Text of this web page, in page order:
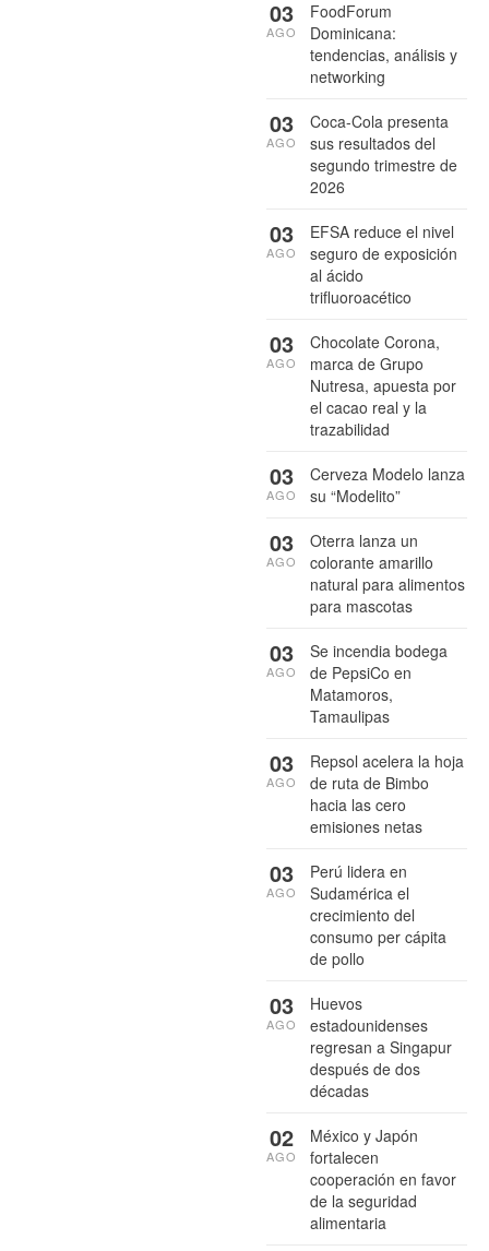
FoodForum
Dominicana:
tendencias, análisis y
networking
03
AGO
Coca-Cola presenta
sus resultados del
segundo trimestre de
2026
03
AGO
EFSA reduce el nivel
seguro de exposición
al ácido
trifluoroacético
03
AGO
Chocolate Corona,
marca de Grupo
Nutresa, apuesta por
el cacao real y la
trazabilidad
03
AGO
Cerveza Modelo lanza
su “Modelito”
03
AGO
Oterra lanza un
colorante amarillo
natural para alimentos
para mascotas
03
AGO
Se incendia bodega
de PepsiCo en
Matamoros,
Tamaulipas
03
AGO
Repsol acelera la hoja
de ruta de Bimbo
hacia las cero
emisiones netas
03
AGO
Perú lidera en
Sudamérica el
crecimiento del
consumo per cápita
de pollo
03
AGO
Huevos
estadounidenses
regresan a Singapur
después de dos
décadas
03
AGO
México y Japón
fortalecen
cooperación en favor
de la seguridad
alimentaria
02
AGO